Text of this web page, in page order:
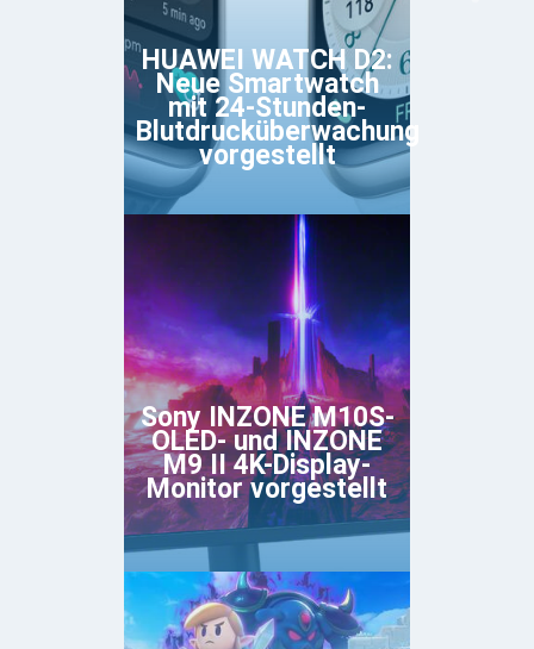
HUAWEI WATCH D2:
Neue Smartwatch
mit 24-Stunden-
Blutdrucküberwachung
vorgestellt
Sony INZONE M10S-
OLED- und INZONE
M9 II 4K-Display-
Monitor vorgestellt